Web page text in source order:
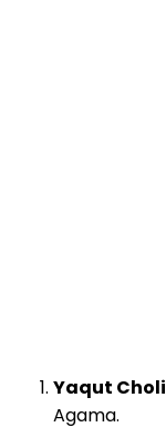
Yaqut
Agama.